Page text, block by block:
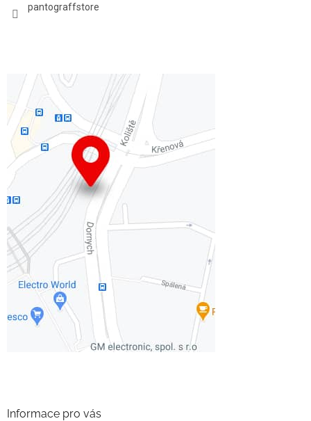
pantograffstore
Informace pro vás